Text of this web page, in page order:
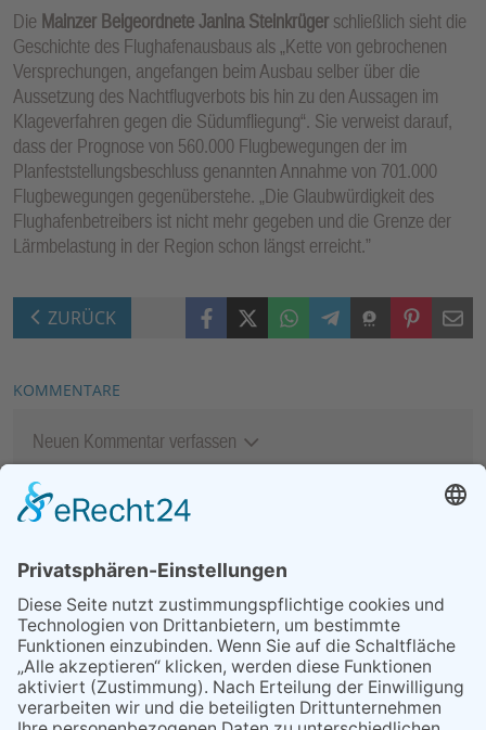
Die Mainzer Beigeordnete Janina Steinkrüger schließlich sieht die
Geschichte des Flughafenausbaus als „Kette von gebrochenen
Versprechungen, angefangen beim Ausbau selber über die
Aussetzung des Nachtflugverbots bis hin zu den Aussagen im
Klageverfahren gegen die Südumfliegung“. Sie verweist darauf,
dass der Prognose von 560.000 Flugbewegungen der im
Planfeststellungsbeschluss genannten Annahme von 701.000
Flugbewegungen gegenüberstehe. „Die Glaubwürdigkeit des
Flughafenbetreibers ist nicht mehr gegeben und die Grenze der
Lärmbelastung in der Region schon längst erreicht.”
ZURÜCK FacebookX (Twitter)WhatsAppTelegramThreemaPinterestMail
KOMMENTARE
Neuen Kommentar verfassen
MEIST GELESEN
06.08.2026
13. Folk- & Bluesfestival
kehrt zurück zu seinen
Wurzeln
29.05.2026
Was Tschernobyl vor 40
Jahren für Kriftel bedeutete
07.08.2026
Niederlage trotz guter